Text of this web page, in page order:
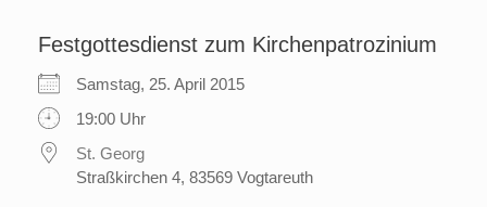
Festgottesdienst zum Kirchenpatrozinium
Samstag, 25. April 2015
19:00 Uhr
St. Georg
Straßkirchen 4, 83569 Vogtareuth